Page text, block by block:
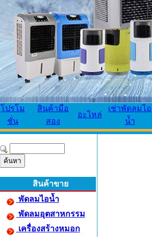
โปรโม
ชั่น
สินค้ามือ
สอง
อะไหล่
เช่าพัดลมไอ
น้ำ
สินค้าขาย
พัดลมไอน้ำ
พัดลมอุตสาหกรรม
เครื่องสร้างหมอก